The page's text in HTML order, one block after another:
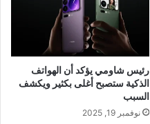
رئيس شاومي يؤكد أن الهواتف
الذكية ستصبح أغلى بكثير ويكشف
السبب
نوفمبر 19, 2025